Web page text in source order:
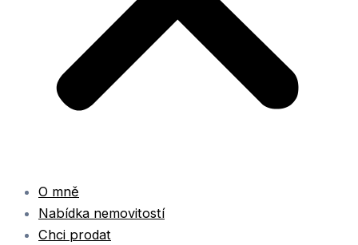
O mně
Nabídka nemovitostí
Chci prodat